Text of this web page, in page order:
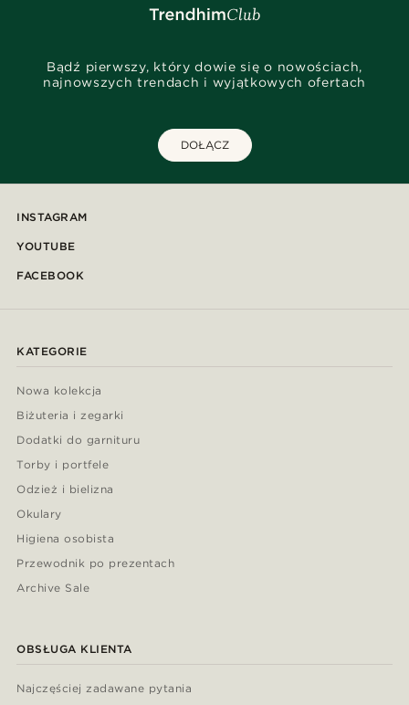
Bądź pierwszy, który dowie się o nowościach,
najnowszych trendach i wyjątkowych ofertach
DOŁĄCZ
INSTAGRAM
YOUTUBE
FACEBOOK
KATEGORIE
Nowa kolekcja
Biżuteria i zegarki
Dodatki do garnituru
Torby i portfele
Odzież i bielizna
Okulary
Higiena osobista
Przewodnik po prezentach
Archive Sale
OBSŁUGA KLIENTA
Najczęściej zadawane pytania